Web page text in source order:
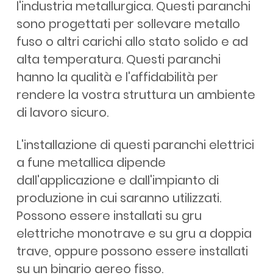
l'industria metallurgica. Questi paranchi
sono progettati per sollevare metallo
fuso o altri carichi allo stato solido e ad
alta temperatura. Questi paranchi
hanno la qualità e l'affidabilità per
rendere la vostra struttura un ambiente
di lavoro sicuro.
L'installazione di questi paranchi elettrici
a fune metallica dipende
dall'applicazione e dall'impianto di
produzione in cui saranno utilizzati.
Possono essere installati su gru
elettriche monotrave e su gru a doppia
trave, oppure possono essere installati
su un binario aereo fisso.